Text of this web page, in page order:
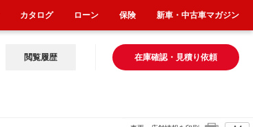
在庫確認・見積り依頼
閲覧履歴
カタログ ローン 保険 新車・中古車マガジン